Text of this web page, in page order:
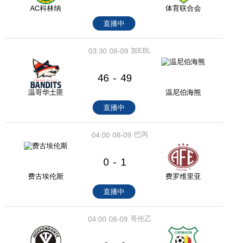
AC科林纳
体育联合会
直播中
08-09
03:30 加EBL
温哥华土匪
46 - 49
温尼伯海熊
直播中
08-09
04:00 巴丙
费古埃伦斯
0 - 1
费罗维里亚
直播中
08-09
04:00 哥伦乙